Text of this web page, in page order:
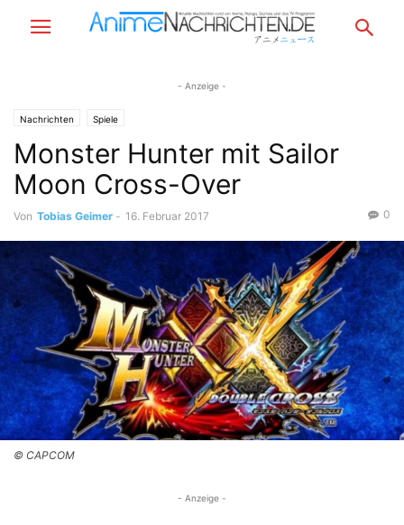
- Anzeige -
Nachrichten Spiele
Monster Hunter mit Sailor
Moon Cross-Over
Von Tobias Geimer - 16. Februar 2017 0
© CAPCOM
- Anzeige -